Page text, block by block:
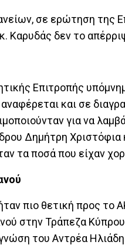
σε ερώτηση της
Καρυδάς δεν το
Επιτροπής
και σε
για να
Δημήτρη Χριστόφια
τα ποσά που είχαν
πιο θετική προς το
στην Τράπεζα
του Αντρέα